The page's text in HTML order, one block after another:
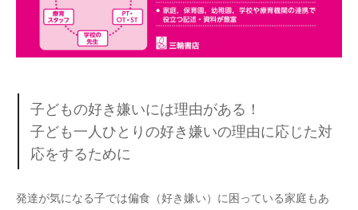
子どもの好き嫌いには理由がある！
子ども一人ひとりの好き嫌いの理由に応じた対
応をするために
発達が気になる子では偏食（好き嫌い）に困っている家庭もあ